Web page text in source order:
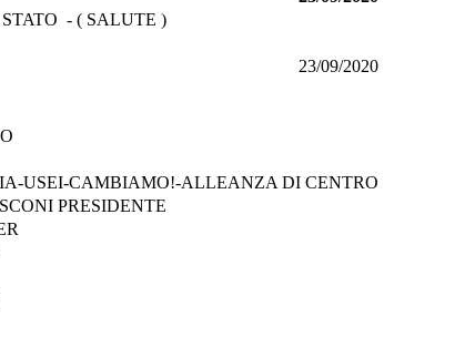
- ( SALUTE )
23/09/2020
USEI-CAMBIAMO!-ALLEANZA DI CENTRO
PRESIDENTE